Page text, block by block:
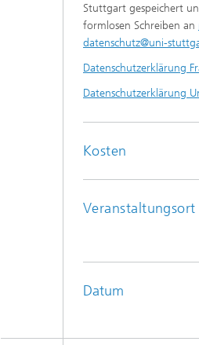
Stuttgart gespeichert
formlosen Schreiben an
datenschutz@uni-
Datenschutzerklärung
Datenschutzerklärung
Kosten
Veranstaltungsort
Datum